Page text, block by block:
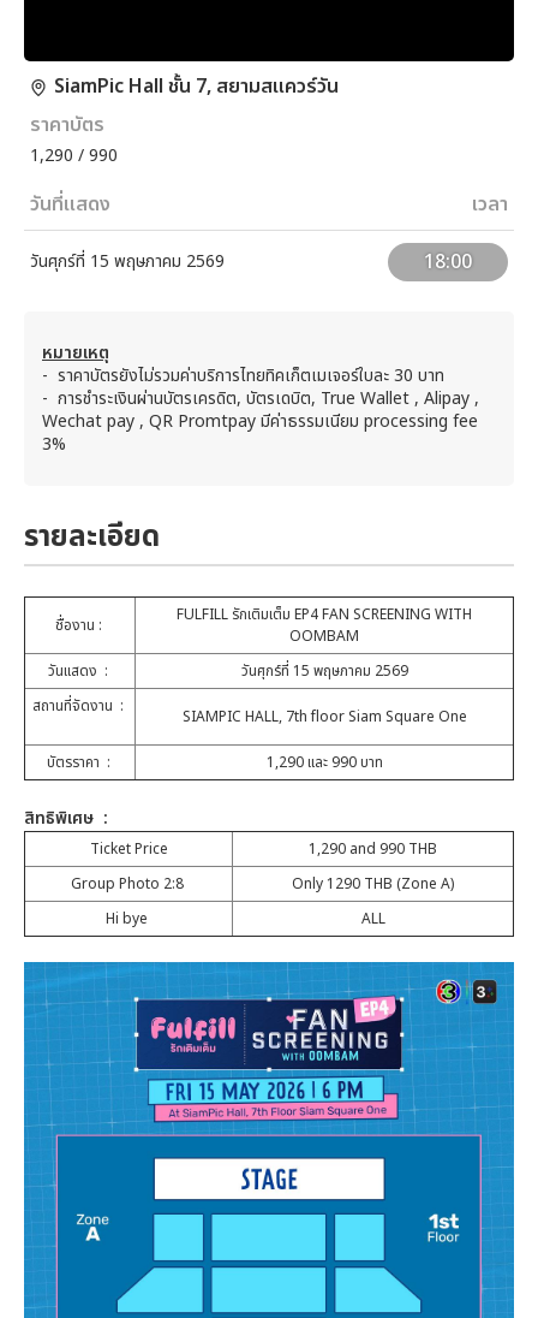
SiamPic Hall ชั้น 7, สยามสแควร์วัน
ราคาบัตร
1,290 / 990
วันที่แสดง เวลา
วันศุกร์ที่ 15 พฤษภาคม 2569 18:00
หมายเหตุ
- ราคาบัตรยังไม่รวมค่าบริการไทยทิคเก็ตเมเจอร์ใบละ 30 บาท
- การชำระเงินผ่านบัตรเครดิต, บัตรเดบิต, True Wallet , Alipay ,
Wechat pay , QR Promtpay มีค่าธรรมเนียม processing fee
3%
รายละเอียด
ชื่องาน :
FULFILL รักเติมเต็ม EP4 FAN SCREENING WITH
OOMBAM
วันแสดง :
วันศุกร์ที่ 15 พฤษภาคม 2569
สถานที่จัดงาน :
SIAMPIC HALL, 7th floor Siam Square One
บัตรราคา : 1,290 และ 990 บาท
สิทธิพิเศษ :
Ticket Price
1,290 and 990 THB
Group Photo 2:8
Only 1290 THB (Zone A)
Hi bye
ALL